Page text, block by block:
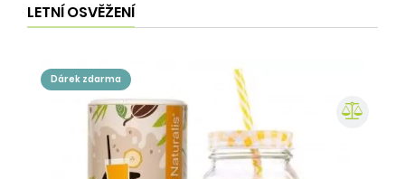
LETNÍ OSVĚŽENÍ
dárek zdarma